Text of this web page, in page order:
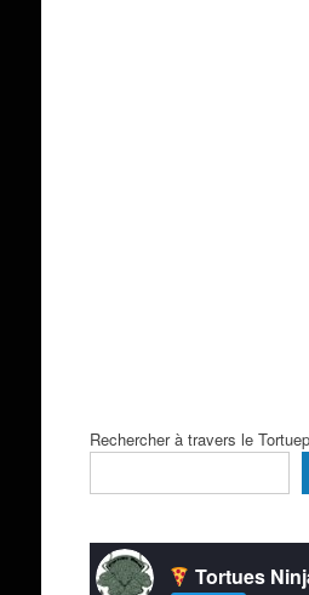
Rechercher à travers le
Tortues